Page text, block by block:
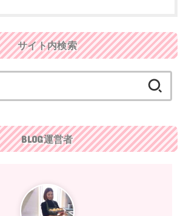
サイト内検索
索:
BLOG運営者